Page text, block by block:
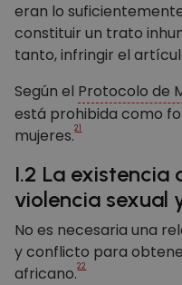
eran lo
constituir un trato
tanto, infringir el
Según el Protocolo de
está prohibida como
mujeres.21
I.2 La existencia
violencia sexual
No es necesaria una
y conflicto para
africano.22